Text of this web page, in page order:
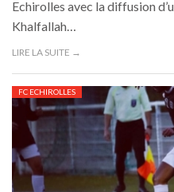
Echirolles avec la diffusion
Khalfallah…
LIRE LA SUITE →
FC ECHIROLLES